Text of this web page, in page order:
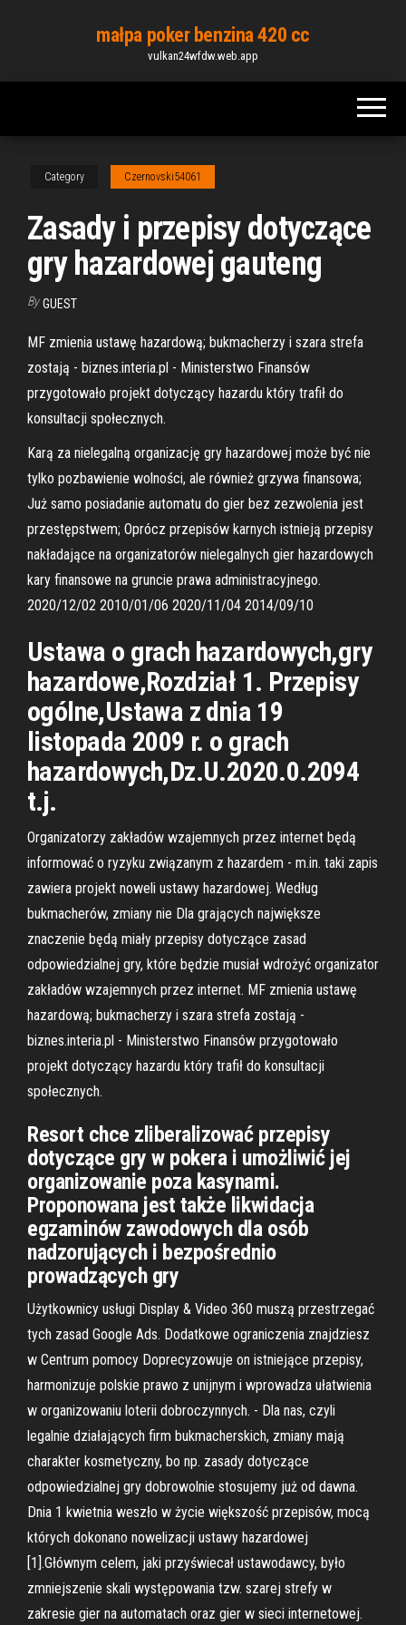
content
małpa poker benzina 420 cc
vulkan24wfdw.web.app
Category Czernovski54061
Zasady i przepisy dotyczące
gry hazardowej gauteng
By GUEST
MF zmienia ustawę hazardową; bukmacherzy i szara strefa
zostają - biznes.interia.pl - Ministerstwo Finansów
przygotowało projekt dotyczący hazardu który trafił do
konsultacji społecznych.
Karą za nielegalną organizację gry hazardowej może być nie
tylko pozbawienie wolności, ale również grzywa finansowa;
Już samo posiadanie automatu do gier bez zezwolenia jest
przestępstwem; Oprócz przepisów karnych istnieją przepisy
nakładające na organizatorów nielegalnych gier hazardowych
kary finansowe na gruncie prawa administracyjnego.
2020/12/02 2010/01/06 2020/11/04 2014/09/10
Ustawa o grach hazardowych,gry
hazardowe,Rozdział 1. Przepisy
ogólne,Ustawa z dnia 19
listopada 2009 r. o grach
hazardowych,Dz.U.2020.0.2094
t.j.
Organizatorzy zakładów wzajemnych przez internet będą
informować o ryzyku związanym z hazardem - m.in. taki zapis
zawiera projekt noweli ustawy hazardowej. Według
bukmacherów, zmiany nie Dla grających największe
znaczenie będą miały przepisy dotyczące zasad
odpowiedzialnej gry, które będzie musiał wdrożyć organizator
zakładów wzajemnych przez internet. MF zmienia ustawę
hazardową; bukmacherzy i szara strefa zostają -
biznes.interia.pl - Ministerstwo Finansów przygotowało
projekt dotyczący hazardu który trafił do konsultacji
społecznych.
Resort chce zliberalizować przepisy
dotyczące gry w pokera i umożliwić jej
organizowanie poza kasynami.
Proponowana jest także likwidacja
egzaminów zawodowych dla osób
nadzorujących i bezpośrednio
prowadzących gry
Użytkownicy usługi Display & Video 360 muszą przestrzegać
tych zasad Google Ads. Dodatkowe ograniczenia znajdziesz
w Centrum pomocy Doprecyzowuje on istniejące przepisy,
harmonizuje polskie prawo z unijnym i wprowadza ułatwienia
w organizowaniu loterii dobroczynnych. - Dla nas, czyli
legalnie działających firm bukmacherskich, zmiany mają
charakter kosmetyczny, bo np. zasady dotyczące
odpowiedzialnej gry dobrowolnie stosujemy już od dawna.
Dnia 1 kwietnia weszło w życie większość przepisów, mocą
których dokonano nowelizacji ustawy hazardowej
[1].Głównym celem, jaki przyświecał ustawodawcy, było
zmniejszenie skali występowania tzw. szarej strefy w
zakresie gier na automatach oraz gier w sieci internetowej.